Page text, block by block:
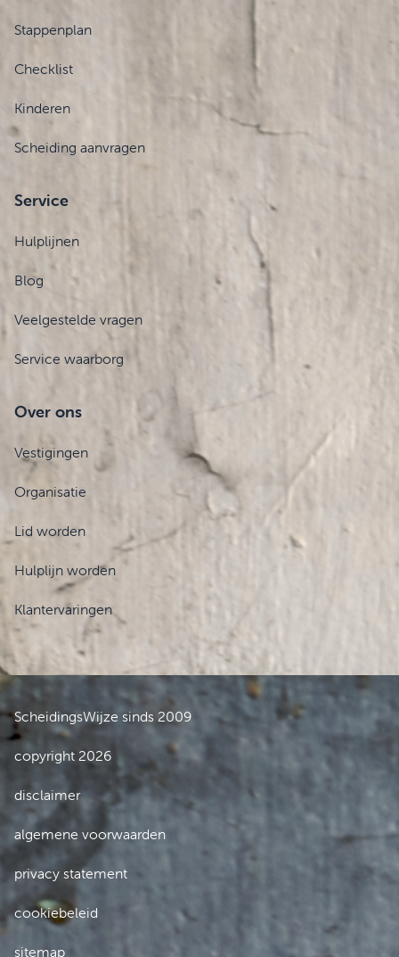
Stappenplan
Checklist
Kinderen
Scheiding aanvragen
Service
Hulplijnen
Blog
Veelgestelde vragen
Service waarborg
Over ons
Vestigingen
Organisatie
Lid worden
Hulplijn worden
Klantervaringen
ScheidingsWijze sinds 2009
copyright 2026
disclaimer
algemene voorwaarden
privacy statement
cookiebeleid
sitemap